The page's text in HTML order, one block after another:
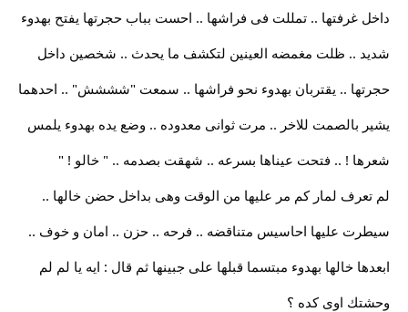
داخل غرفتها .. تمللت فى فراشها .. احست بباب حجرتها يفتح بهدوء
شديد .. ظلت مغمضه العينين لتكشف ما يحدث .. شخصين داخل
حجرتها .. يقتربان بهدوء نحو فراشها .. سمعت "شششش" .. احدهما
يشير بالصمت للاخر .. مرت ثوانى معدوده .. وضع يده بهدوء يلمس
شعرها ! .. فتحت عيناها بسرعه .. شهقت بصدمه .. " خالو ! "
لم تعرف لمار كم مر عليها من الوقت وهى بداخل حضن خالها ..
سيطرت عليها احاسيس متناقضه .. فرحه .. حزن .. امان و خوف ..
ابعدها خالها بهدوء مبتسما قبلها على جبينها ثم قال : ايه يا لم لم
وحشتك اوى كده ؟